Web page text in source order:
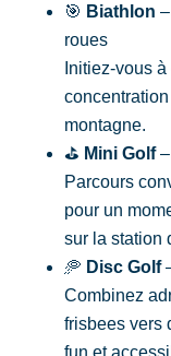
🎯 Biathlon
roues
Initiez-vous
montagne.
⛳ Mini Golf–
Parcours
pour un
sur la station
🥏 Disc Golf
Combinez
frisbees vers
fun et